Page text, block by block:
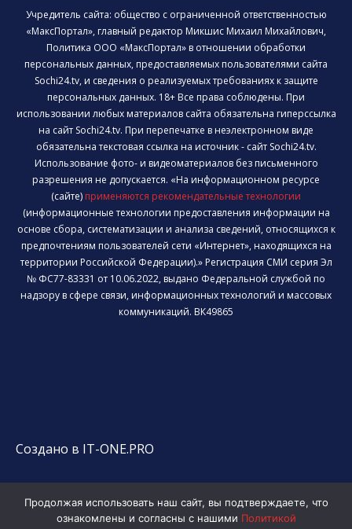
Учредитель сайта: общество с ограниченной ответственностью
«МаксПортал», главный редактор Микшис Михаил Михайлович,
Политика ООО «МаксПортал» в отношении обработки
персональных данных, предоставляемых пользователями сайта
Sochi24.tv, и сведения о реализуемых требованиях к защите
персональных данных. 18+ Все права соблюдены. При
использовании любых материалов сайта обязательна гиперссылка
на сайт Sochi24.tv. При перепечатке в неэлектронном виде
обязательна текстовая ссылка на источник - сайт Sochi24.tv.
Использование фото- и видеоматериалов без письменного
разрешения не допускается. «На информационном ресурсе
(сайте) применяются рекомендательные технологии
(информационные технологии предоставления информации на
основе сбора, систематизации и анализа сведений, относящихся к
предпочтениям пользователей сети «Интернет», находящихся на
территории Российской Федерации).» Регистрация СМИ серия Эл
№ ФС77-83331 от 10.06.2022, выдано Федеральной службой по
надзору в сфере связи, информационных технологий и массовых
коммуникаций. ВК49865
Создано в IT-ONE.PRO
Продолжая использовать наш сайт, вы подтверждаете, что
ознакомлены и согласны с нашими Политикой